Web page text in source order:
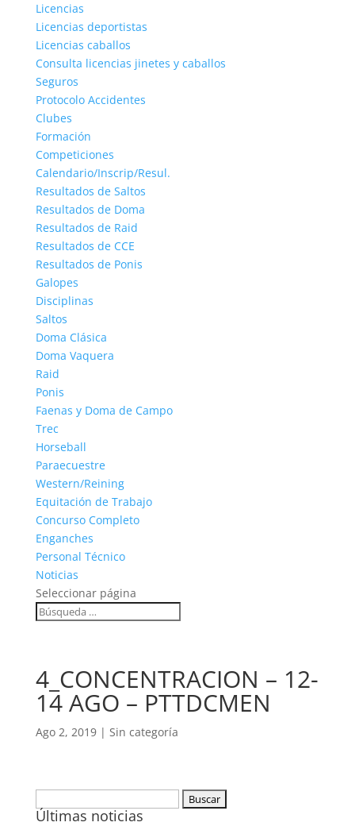
Licencias
Licencias deportistas
Licencias caballos
Consulta licencias jinetes y caballos
Seguros
Protocolo Accidentes
Clubes
Formación
Competiciones
Calendario/Inscrip/Resul.
Resultados de Saltos
Resultados de Doma
Resultados de Raid
Resultados de CCE
Resultados de Ponis
Galopes
Disciplinas
Saltos
Doma Clásica
Doma Vaquera
Raid
Ponis
Faenas y Doma de Campo
Trec
Horseball
Paraecuestre
Western/Reining
Equitación de Trabajo
Concurso Completo
Enganches
Personal Técnico
Noticias
Seleccionar página
4_CONCENTRACION – 12-
14 AGO – PTTDCMEN
Ago 2, 2019| Sin categoría
Últimas noticias